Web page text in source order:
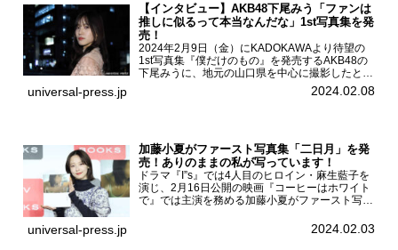
【インタビュー】AKB48下尾みう「ファンは
推しに似るって本当なんだな」1st写真集を発
売！
2024年2月9日（金）にKADOKAWAより待望の
1st写真集『僕だけのもの』を発売するAKB48の
下尾みうに、地元の山口県を中心に撮影したとい
う今回の写真集についてインタビューをお願いし
た。1st写真集『僕だけのもの』を発売する
universal-press.jp 2024.02.08
加藤小夏がファースト写真集「二日月」を発
売！ありのままの私が写っています！
ドラマ『I”s』では4人目のヒロイン・麻生藍子を
演じ、2月16日公開の映画『コーヒーはホワイト
で』では主演を務める加藤小夏がファースト写真
記念イベントをHMV＆BOOKS SHIBUYAで開催
universal-press.jp 2024.02.03